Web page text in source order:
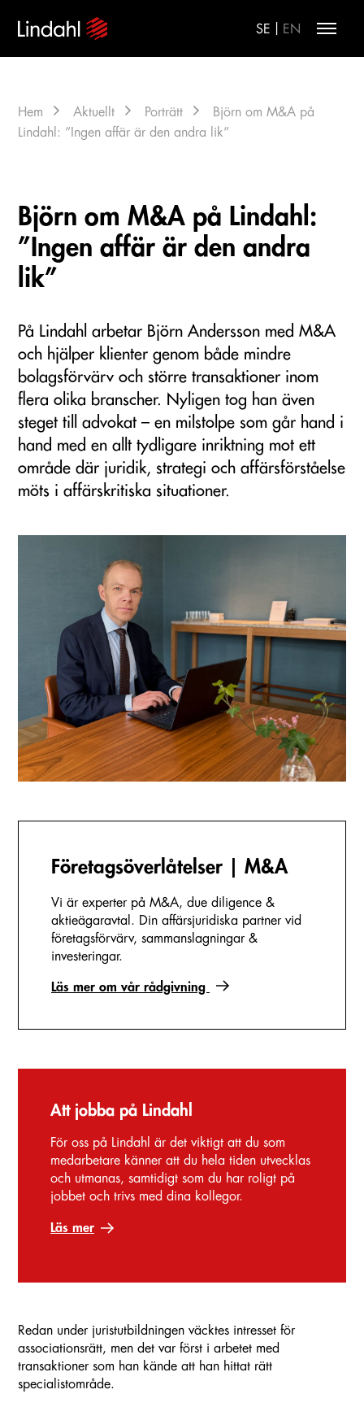
SE EN
Hem Aktuellt Porträtt
Björn om M&A på
Lindahl: ”Ingen affär är den andra lik”
Björn om M&A på Lindahl:
”Ingen affär är den andra
lik”
På Lindahl arbetar Björn Andersson med M&A
och hjälper klienter genom både mindre
bolagsförvärv och större transaktioner inom
flera olika branscher. Nyligen tog han även
steget till advokat – en milstolpe som går hand i
hand med en allt tydligare inriktning mot ett
område där juridik, strategi och affärsförståelse
möts i affärskritiska situationer.
Redan under juristutbildningen väcktes intresset för
associationsrätt, men det var först i arbetet med
transaktioner som han kände att han hittat rätt
specialistområde.
Företags­överlåtelser | M&A
Vi är experter på M&A, due diligence &
aktieägaravtal. Din affärsjuridiska partner vid
företagsförvärv, sammanslagningar &
investeringar.
Läs mer om vår rådgivning
Att jobba på Lindahl
För oss på Lindahl är det viktigt att du som
medarbetare känner att du hela tiden utvecklas
och utmanas, samtidigt som du har roligt på
jobbet och trivs med dina kollegor.
Läs mer